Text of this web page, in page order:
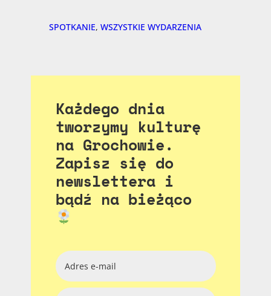
SPOTKANIE, WSZYSTKIE WYDARZENIA
Każdego dnia
tworzymy kulturę
na Grochowie.
Zapisz się do
newslettera i
bądź na bieżąco